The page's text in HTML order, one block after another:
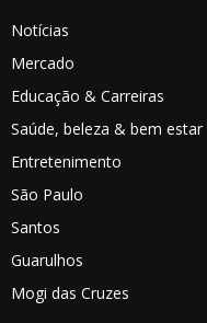
Notícias
Mercado
Educação & Carreiras
Saúde, beleza & bem estar
Entretenimento
São Paulo
Santos
Guarulhos
Mogi das Cruzes